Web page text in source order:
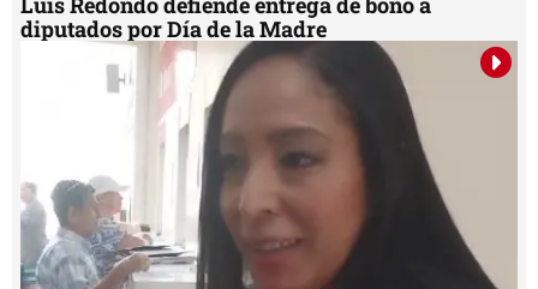
diputados por Día de la Madre